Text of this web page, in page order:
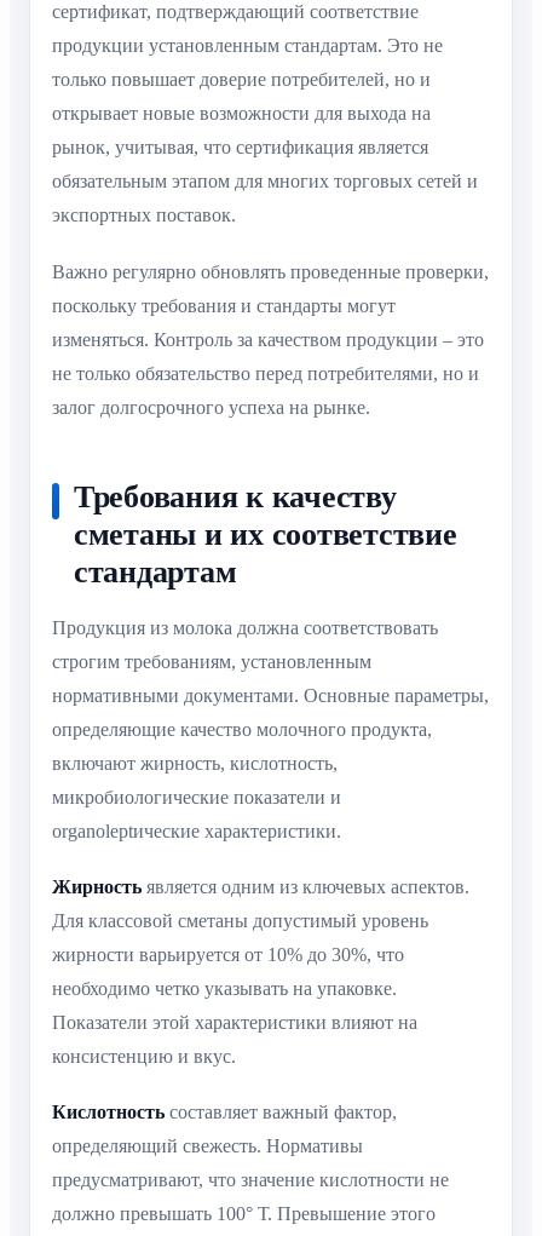
сертификат, подтверждающий соответствие
продукции установленным стандартам. Это не
только повышает доверие потребителей, но и
открывает новые возможности для выхода на
рынок, учитывая, что сертификация является
обязательным этапом для многих торговых сетей и
экспортных поставок.
Важно регулярно обновлять проведенные проверки,
поскольку требования и стандарты могут
изменяться. Контроль за качеством продукции – это
не только обязательство перед потребителями, но и
залог долгосрочного успеха на рынке.
Требования к качеству
сметаны и их соответствие
стандартам
Продукция из молока должна соответствовать
строгим требованиям, установленным
нормативными документами. Основные параметры,
определяющие качество молочного продукта,
включают жирность, кислотность,
микробиологические показатели и
organoleptические характеристики.
Жирность является одним из ключевых аспектов.
Для классовой сметаны допустимый уровень
жирности варьируется от 10% до 30%, что
необходимо четко указывать на упаковке.
Показатели этой характеристики влияют на
консистенцию и вкус.
Кислотность составляет важный фактор,
определяющий свежесть. Нормативы
предусматривают, что значение кислотности не
должно превышать 100° Т. Превышение этого